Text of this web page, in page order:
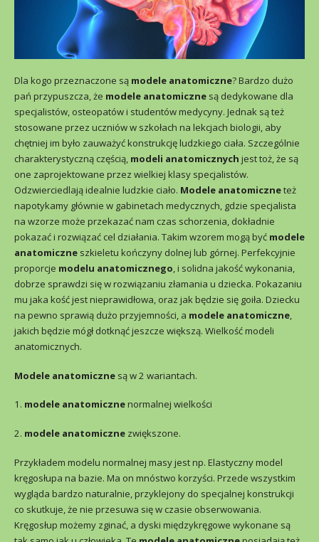
Dla kogo przeznaczone są modele anatomiczne? Bardzo dużo
pań przypuszcza, że modele anatomiczne są dedykowane dla
specjalistów, osteopatów i studentów medycyny. Jednak są też
stosowane przez uczniów w szkołach na lekcjach biologii, aby
chętniej im było zauważyć konstrukcję ludzkiego ciała. Szczególnie
charakterystyczną częścią, modeli anatomicznych jest toż, że są
one zaprojektowane przez wielkiej klasy specjalistów.
Odzwierciedlają idealnie ludzkie ciało. Modele anatomiczneteż
napotykamy głównie w gabinetach medycznych, gdzie specjalista
na wzorze może przekazać nam czas schorzenia, dokładnie
pokazać i rozwiązać cel działania. Takim wzorem mogą być modele
anatomiczne szkieletu kończyny dolnej lub górnej. Perfekcyjnie
proporcje modelu anatomicznego, i solidna jakość wykonania,
dobrze sprawdzi się w rozwiązaniu złamania u dziecka. Pokazaniu
mu jaka kość jest nieprawidłowa, oraz jak będzie się goiła. Dziecku
na pewno sprawią dużo przyjemności, a modele anatomiczne,
jakich będzie mógł dotknąć jeszcze większą. Wielkość modeli
anatomicznych.
Modele anatomiczne są w 2 wariantach.
1. modele anatomicznenormalnej wielkości
2. modele anatomiczne zwiększone.
Przykładem modelu normalnej masy jest np. Elastyczny model
kręgosłupa na bazie. Ma on mnóstwo korzyści. Przede wszystkim
wygląda bardzo naturalnie, przyklejony do specjalnej konstrukcji
co skutkuje, że nie przesuwa się w czasie obserwowania.
Kręgosłup możemy zginać, a dyski międzykręgowe wykonane są